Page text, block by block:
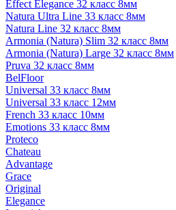
Effect Elegance 32 класс 8мм
Natura Ultra Line 33 класс 8мм
Natura Line 32 класс 8мм
Armonia (Natura) Slim 32 класс 8мм
Armonia (Natura) Large 32 класс 8мм
Pruva 32 класс 8мм
BelFloor
Universal 33 класс 8мм
Universal 33 класс 12мм
French 33 класс 10мм
Emotions 33 класс 8мм
Proteco
Chateau
Advantage
Grace
Original
Elegance